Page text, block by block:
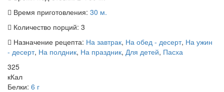
Время приготовления: 30 м.
Количество порций: 3
Назначение рецепта: На завтрак, На обед - десерт, На ужин
- десерт, На полдник, На праздник, Для детей, Пасха
325
кКал
Белки: 6 г